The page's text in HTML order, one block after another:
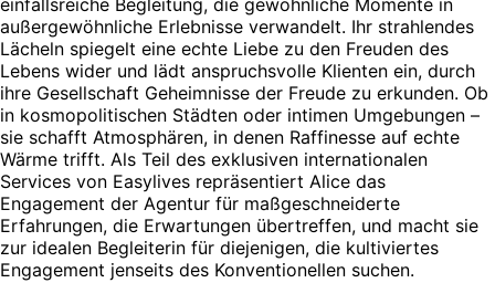
einfallsreiche Begleitung, die gewöhnliche Momente in
außergewöhnliche Erlebnisse verwandelt. Ihr strahlendes
Lächeln spiegelt eine echte Liebe zu den Freuden des
Lebens wider und lädt anspruchsvolle Klienten ein, durch
ihre Gesellschaft Geheimnisse der Freude zu erkunden. Ob
in kosmopolitischen Städten oder intimen Umgebungen –
sie schafft Atmosphären, in denen Raffinesse auf echte
Wärme trifft. Als Teil des exklusiven internationalen
Services von Easylives repräsentiert Alice das
Engagement der Agentur für maßgeschneiderte
Erfahrungen, die Erwartungen übertreffen, und macht sie
zur idealen Begleiterin für diejenigen, die kultiviertes
Engagement jenseits des Konventionellen suchen.